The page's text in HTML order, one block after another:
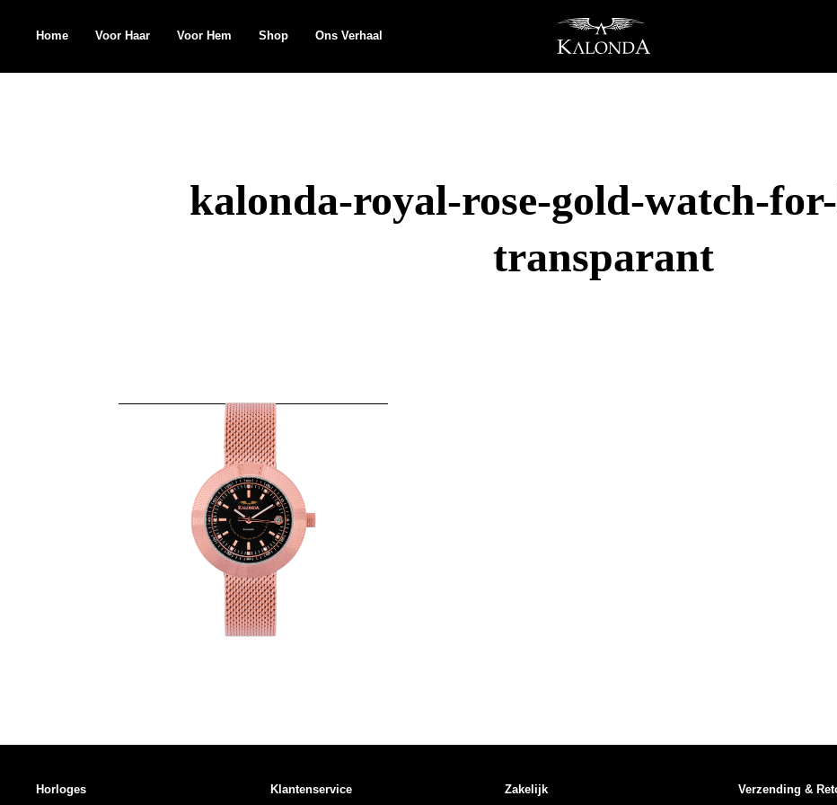
Home Voor Haar Voor Hem Shop Ons Verhaal
kalonda-royal-rose-gold-watch-
transparant
Horloges Klantenservice Zakelijk Verzending &